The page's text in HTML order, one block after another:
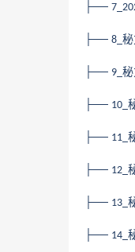
├──
├── 8_
├── 9_
├── 10_
├── 11_
├── 12_
├── 13_
├── 14_